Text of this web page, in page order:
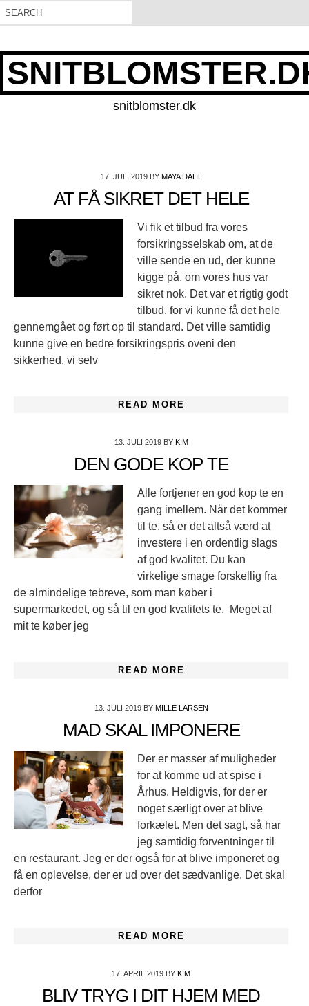
snitblomster.dk
17. JULI 2019BY MAYA DAHL
AT FÅ SIKRET DET HELE
Vi fik et tilbud fra vores
forsikringsselskab om, at de
ville sende en ud, der kunne
kigge på, om vores hus var
sikret nok. Det var et rigtig godt
tilbud, for vi kunne få det hele
gennemgået og ført op til standard. Det ville samtidig
kunne give en bedre forsikringspris oveni den
sikkerhed, vi selv
READ MORE
13. JULI 2019BY KIM
DEN GODE KOP TE
Alle fortjener en god kop te en
gang imellem. Når det kommer
til te, så er det altså værd at
investere i en ordentlig slags
af god kvalitet. Du kan
virkelige smage forskellig fra
de almindelige tebreve, som man køber i
supermarkedet, og så til en god kvalitets te. Meget af
mit te køber jeg
READ MORE
13. JULI 2019BY MILLE LARSEN
MAD SKAL IMPONERE
Der er masser af muligheder
for at komme ud at spise i
Århus. Heldigvis, for der er
noget særligt over at blive
forkælet. Men det sagt, så har
jeg samtidig forventninger til
en restaurant. Jeg er der også for at blive imponeret og
få en oplevelse, der er ud over det sædvanlige. Det skal
derfor
READ MORE
17. APRIL 2019 BY KIM
BLIV TRYG I DIT HJEM MED